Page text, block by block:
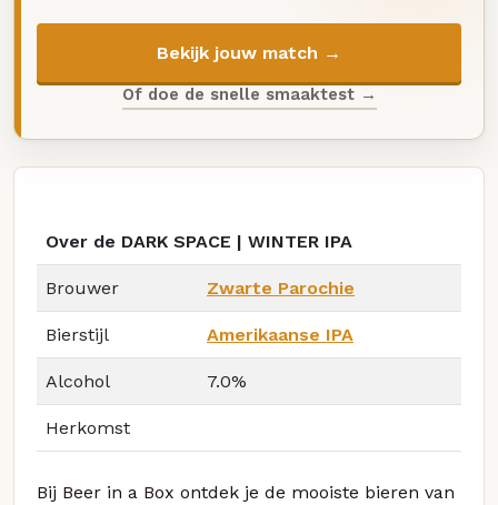
Bekijk jouw match →
Of doe de snelle smaaktest →
Over de DARK SPACE | WINTER IPA
Brouwer Zwarte Parochie
Bierstijl Amerikaanse IPA
Alcohol 7.0%
Herkomst
Bij Beer in a Box ontdek je de mooiste bieren van